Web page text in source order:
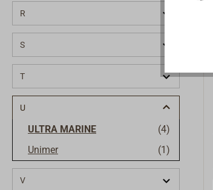
R
S
T
U
(4)
ULTRA MARINE
(1)
Unimer
V